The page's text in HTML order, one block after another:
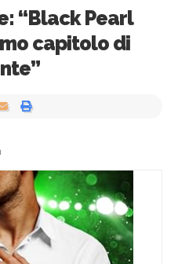
“Black Pearl
capitolo di